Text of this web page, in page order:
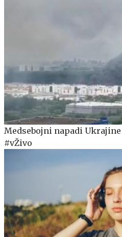
Medsebojni napadi
#vŽivo